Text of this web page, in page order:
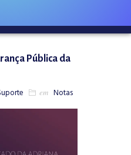
Pública da
em Notas